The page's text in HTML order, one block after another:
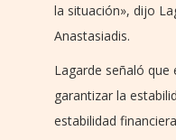
la situación», dijo
Anastasiadis.
Lagarde señaló que
garantizar la
estabilidad